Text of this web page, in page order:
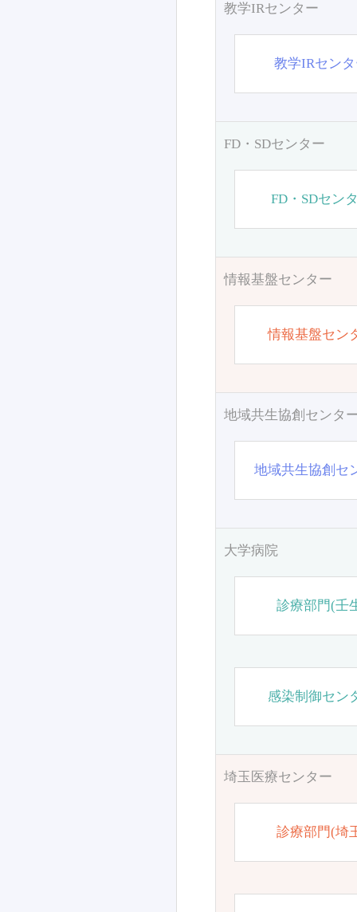
教学IRセンター
教学IRセン
FD・SDセンター
FD・SDセン
情報基盤センター
情報基盤セン
地域共生協創センタ
地域共生協創セ
大学病院
診療部門(壬
感染制御セン
埼玉医療センター
診療部門(埼